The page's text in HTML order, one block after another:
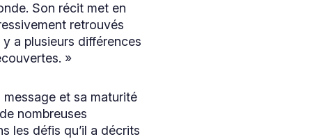
Son récit met en
retrouvés
a plusieurs différences
»
et sa maturité
nombreuses
les défis qu’il a décrits